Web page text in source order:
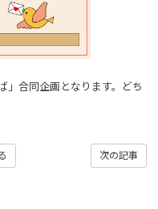
」合同企画となります。どち
次の記事